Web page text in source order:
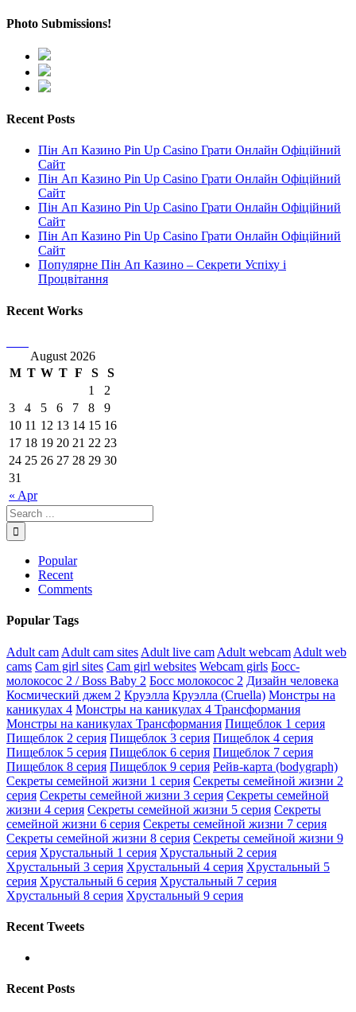
Photo Submissions!
Recent Posts
Пін Ап Казино Pin Up Casino Грати Онлайн Офіційний
Сайт
Пін Ап Казино Pin Up Casino Грати Онлайн Офіційний
Сайт
Пін Ап Казино Pin Up Casino Грати Онлайн Офіційний
Сайт
Пін Ап Казино Pin Up Casino Грати Онлайн Офіційний
Сайт
Популярне Пін Ап Казино – Секрети Успіху і
Процвітання
Recent Works
August 2026
M T W T F S S
« Apr
1
2
3
4 5 6 7 8
9
10 11 12 13 14 15 16
17 18 19 20 21 22 23
24 25 26 27 28 29 30
31
Popular
Recent
Comments
Popular Tags
Adult cam Adult cam sites Adult live cam Adult webcam Adult web
cams Cam girl sites Cam girl websites Webcam girls Босс-
молокосос 2 / Boss Baby 2 Босс молокосос 2 Дизайн человека
Космический джем 2 Круэлла Круэлла (Cruella) Монстры на
каникулах 4 Монстры на каникулах 4 Трансформания
Монстры на каникулах Трансформания Пищеблок 1 серия
Пищеблок 2 серия Пищеблок 3 серия Пищеблок 4 серия
Пищеблок 5 серия Пищеблок 6 серия Пищеблок 7 серия
Пищеблок 8 серия Пищеблок 9 серия Рейв-карта (bodygraph)
Секреты семейной жизни 1 серия Секреты семейной жизни 2
серия Секреты семейной жизни 3 серия Секреты семейной
жизни 4 серия Секреты семейной жизни 5 серия Секреты
семейной жизни 6 серия Секреты семейной жизни 7 серия
Секреты семейной жизни 8 серия Секреты семейной жизни 9
серия Хрустальный 1 серия Хрустальный 2 серия
Хрустальный 3 серия Хрустальный 4 серия Хрустальный 5
серия Хрустальный 6 серия Хрустальный 7 серия
Хрустальный 8 серия Хрустальный 9 серия
Recent Tweets
Recent Posts